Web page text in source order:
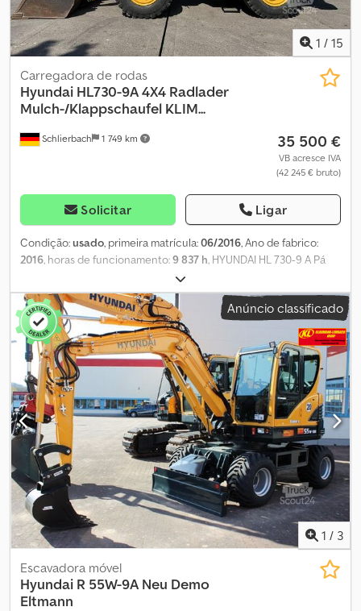
1 / 15
Schlierbach 1 749 km
Carregadora de rodas
Hyundai HL730-9A 4X4 Radlader
Mulch-/Klappschaufel KLIM...
35 500 €
VB acresce IVA
(42 245 € bruto)
Solicitar Ligar
Condição:usado, primeira matrícula:06/2016, Ano de fabrico:
2016, horas de funcionamento:9 837 h, HYUNDAI HL 730-9 A Pá
carregadora com balde de mulching e basculante, ar
condicionado automático • Tração nas quatro rodas (ALLRAD) •
Ano de fabrico: 2016 • Horas de funcionamento: 9.835 • aprox.
27.000 km Equipamentos acopláveis: • Balde de mulching / balde
basculante • Volume do balde: 2 m³ • Potência (kW / CV): 100 / 136 •
Peso operacional: 10.500 kg • Peso bruto permitido: 15.500 kg •
Última inspeção de segurança: 14.11.2022 Outros equipamentos:
Dsdpjwmpfpjfx Ac Newa • Ar condicionado automático • Câmara
de marcha-atrás • Rádio CD • Banco conforto • Caixa automática /
transmissão conversor de torque - Máquina alemã, sempre
mantida / todas as manutenções em oficina especializada!! -
Único proprietário! - Pronta para uso! Sujeito a erros e venda
prévia!
Anúncio classificado
1 / 3
Escavadora móvel
Hyundai R 55W-9A Neu Demo
Eltmann